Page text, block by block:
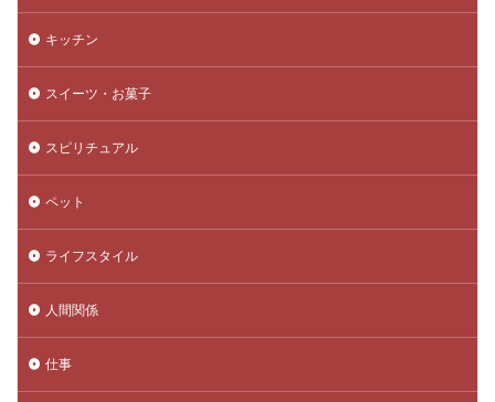
キッチン
スイーツ・お菓子
スピリチュアル
ペット
ライフスタイル
人間関係
仕事